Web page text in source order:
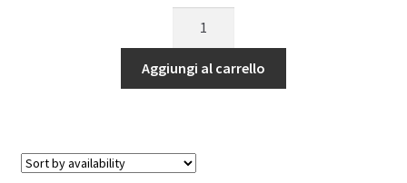
4
Pro
2)
quantità
Aggiungi al carrello